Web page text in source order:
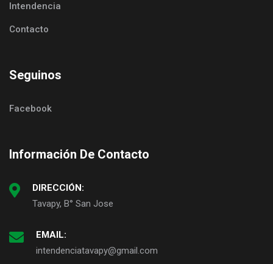
Intendencia
Contacto
Seguinos
Facebook
Información De Contacto
DIRECCIÓN:
Tavapy, B° San Jose
EMAIL:
intendenciatavapy@gmail.com